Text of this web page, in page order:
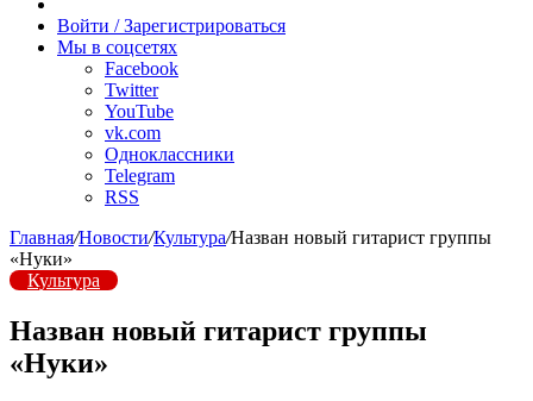
радио
Войти / Зарегистрироваться
Мы в соцсетях
Facebook
Twitter
YouTube
vk.com
Одноклассники
Telegram
RSS
Главная/Новости/Культура/Назван новый гитарист группы
«Нуки»
Культура
Назван новый гитарист группы
«Нуки»